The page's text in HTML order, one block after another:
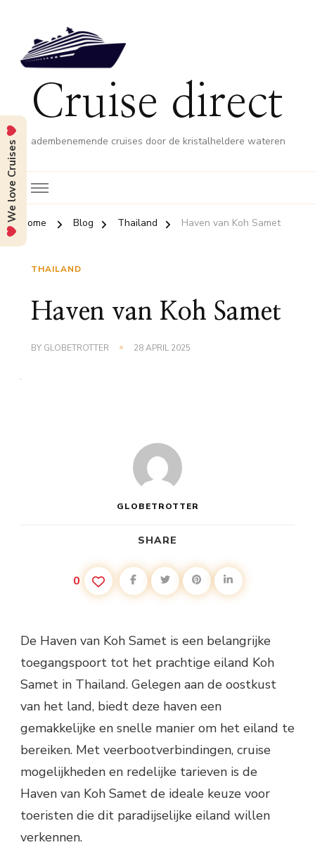
Cruise direct
adembenemende cruises door de kristalheldere wateren
Home Blog Thailand Haven van Koh Samet
THAILAND
Haven van Koh Samet
BY GLOBETROTTER 28 APRIL 2025
GLOBETROTTER
SHARE
0
De Haven van Koh Samet is een belangrijke
toegangspoort tot het prachtige eiland Koh
Samet in Thailand. Gelegen aan de oostkust
van het land, biedt deze haven een
gemakkelijke en snelle manier om het eiland te
bereiken. Met veerbootverbindingen, cruise
mogelijkheden en redelijke tarieven is de
Haven van Koh Samet de ideale keuze voor
toeristen die dit paradijselijke eiland willen
verkennen.
We love Cruises